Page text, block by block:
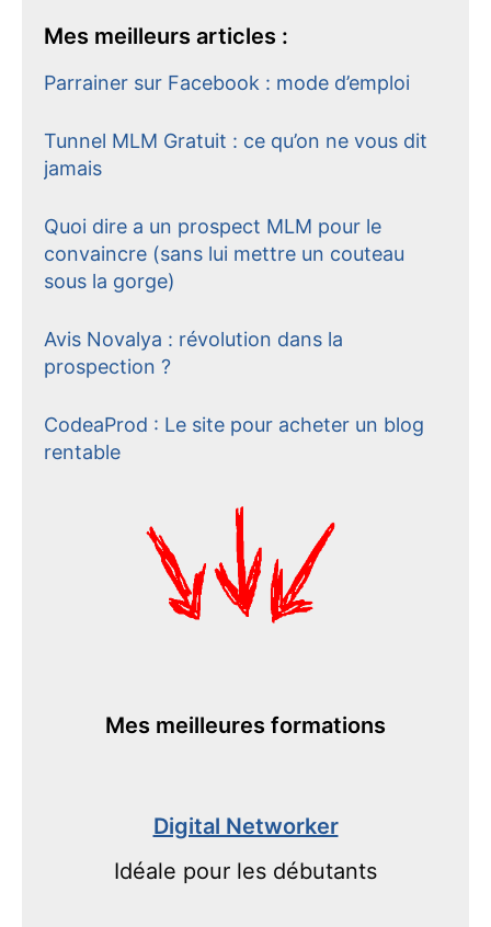
Mes meilleurs articles :
Parrainer sur Facebook : mode d’emploi
Tunnel MLM Gratuit : ce qu’on ne vous dit
jamais
Quoi dire a un prospect MLM pour le
convaincre (sans lui mettre un couteau
sous la gorge)
Avis Novalya : révolution dans la
prospection ?
CodeaProd : Le site pour acheter un blog
rentable
Mes meilleures formations
Digital Networker
Idéale pour les débutants